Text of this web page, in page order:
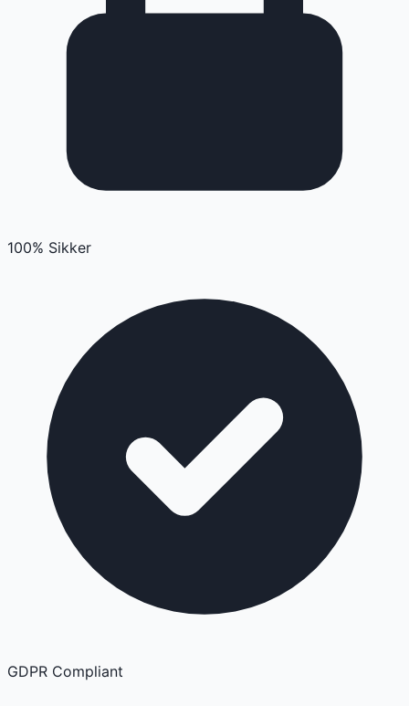
100% Sikker
GDPR Compliant